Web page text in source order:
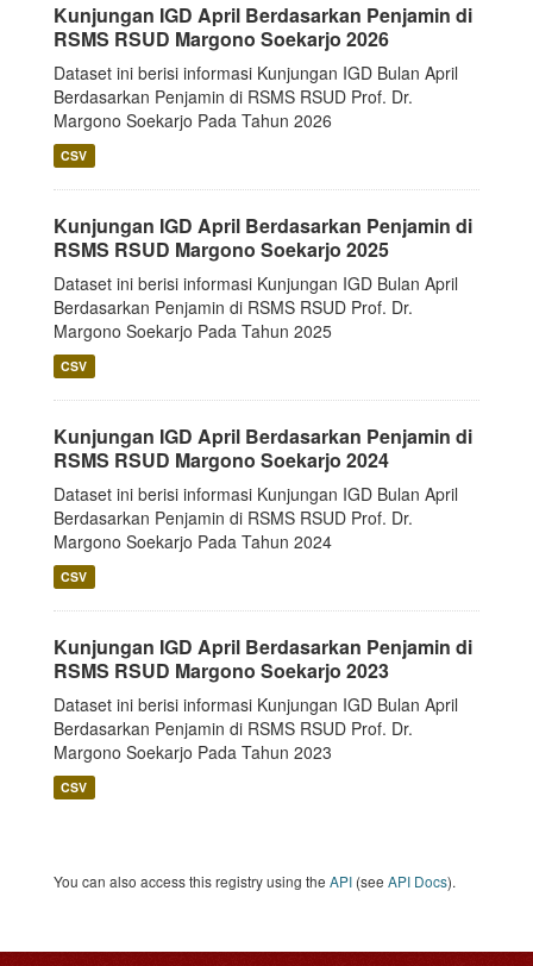
Kunjungan IGD April Berdasarkan Penjamin di
RSMS RSUD Margono Soekarjo 2026
Dataset ini berisi informasi Kunjungan IGD Bulan April
Berdasarkan Penjamin di RSMS RSUD Prof. Dr.
Margono Soekarjo Pada Tahun 2026
CSV
Kunjungan IGD April Berdasarkan Penjamin di
RSMS RSUD Margono Soekarjo 2025
Dataset ini berisi informasi Kunjungan IGD Bulan April
Berdasarkan Penjamin di RSMS RSUD Prof. Dr.
Margono Soekarjo Pada Tahun 2025
CSV
Kunjungan IGD April Berdasarkan Penjamin di
RSMS RSUD Margono Soekarjo 2024
Dataset ini berisi informasi Kunjungan IGD Bulan April
Berdasarkan Penjamin di RSMS RSUD Prof. Dr.
Margono Soekarjo Pada Tahun 2024
CSV
Kunjungan IGD April Berdasarkan Penjamin di
RSMS RSUD Margono Soekarjo 2023
Dataset ini berisi informasi Kunjungan IGD Bulan April
Berdasarkan Penjamin di RSMS RSUD Prof. Dr.
Margono Soekarjo Pada Tahun 2023
CSV
You can also access this registry using the API (see API Docs).